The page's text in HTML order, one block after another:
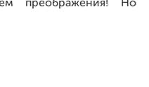
преображения! Но